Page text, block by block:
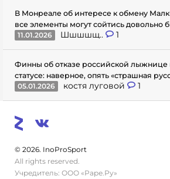
В Монреале об интересе к обмену
все элементы могут сойтись довольно
11.01.2026
Шшшшщ.. 1
Финны об отказе российской лыжнице
статусе: наверное, опять «страшная
05.01.2026
костя луговой 1
© 2026. InoProSport
All rights reserved.
Учредитель: ООО «Раре.Ру»